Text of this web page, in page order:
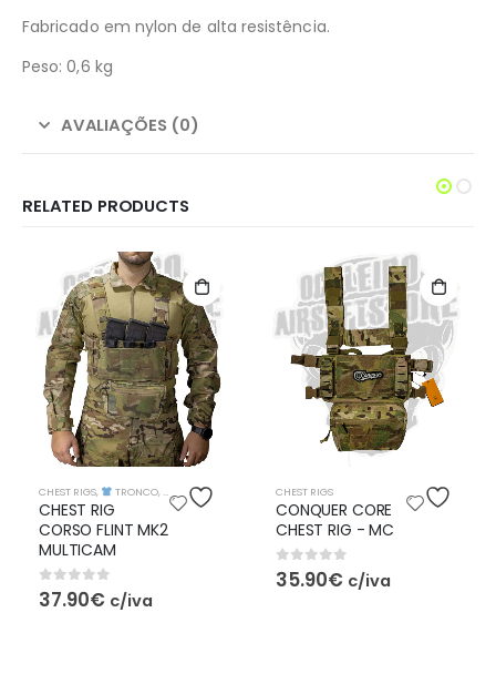
Fabricado em nylon de alta resistência.
Peso: 0,6 kg
AVALIAÇÕES (0)
RELATED PRODUCTS
EQUIPAMENTO TÁTICO
CHEST RIGS
CONQUER CORE
CHEST RIG - MC
0out of 5
35.90€
CHEST RIGS VESTUÁRIO
CONQUER MICRO
CHEST RIG CONQUER
BLACK
out of 5